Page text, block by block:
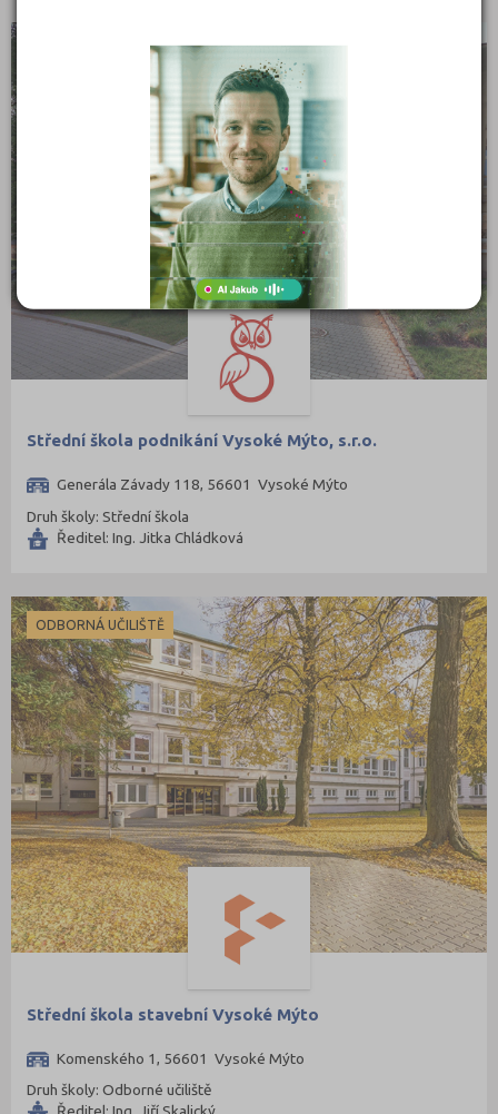
Střední škola podnikání Vysoké Mýto, s.r.o.
Generála Závady 118, 56601 Vysoké Mýto
Druh školy: Střední škola
Ředitel: Ing. Jitka Chládková
ODBORNÁ UČILIŠTĚ
Střední škola stavební Vysoké Mýto
Komenského 1, 56601 Vysoké Mýto
Druh školy: Odborné učiliště